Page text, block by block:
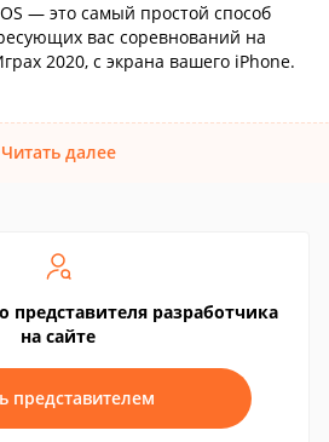
— это самый простой способ
вас соревнований на
2020, с экрана вашего iPhone.
Читать далее
представителя разработчика
на сайте
представителем